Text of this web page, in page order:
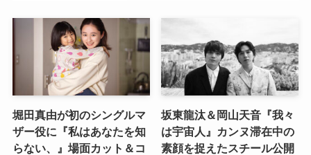
堀田真由が初のシングルマ
ザー役に『私はあなたを知
らない、』場面カット＆コ
坂東龍汰＆岡山天音『我々
は宇宙人』カンヌ滞在中の
素顔を捉えたスチール公開